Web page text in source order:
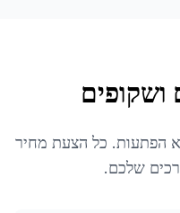
ושקופים
הפתעות. כל הצעת מחיר
שלכם.